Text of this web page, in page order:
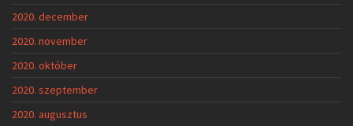
2020. december
2020. november
2020. október
2020. szeptember
2020. augusztus